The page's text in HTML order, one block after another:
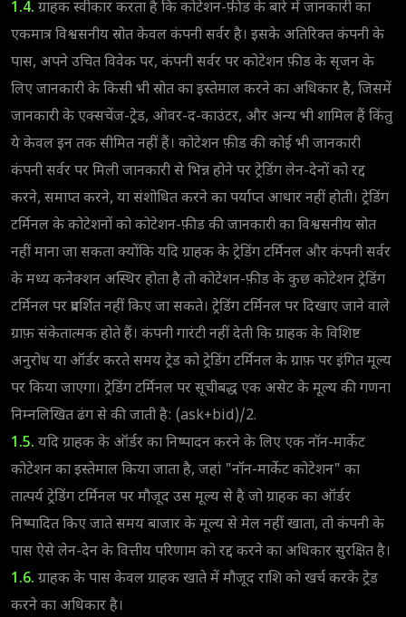
1.4. ग्राहक स्वीकार करता है कि कोटेशन-फ़ीड के बारे में जानकारी का
एकमात्र विश्वसनीय स्रोत केवल कंपनी सर्वर है। इसके अतिरिक्त कंपनी के
पास, अपने उचित विवेक पर, कंपनी सर्वर पर कोटेशन फ़ीड के सृजन के
लिए जानकारी के किसी भी स्रोत का इस्तेमाल करने का अधिकार है, जिसमें
जानकारी के एक्सचेंज-ट्रेड, ओवर-द-काउंटर, और अन्य भी शामिल हैं किंतु
ये केवल इन तक सीमित नहीं हैं। कोटेशन फ़ीड की कोई भी जानकारी
कंपनी सर्वर पर मिली जानकारी से भिन्न होने पर ट्रेडिंग लेन-देनों को रद्द
करने, समाप्त करने, या संशोधित करने का पर्याप्त आधार नहीं होती। ट्रेडिंग
टर्मिनल के कोटेशनों को कोटेशन-फ़ीड की जानकारी का विश्वसनीय स्रोत
नहीं माना जा सकता क्योंकि यदि ग्राहक के ट्रेडिंग टर्मिनल और कंपनी सर्वर
के मध्य कनेक्शन अस्थिर होता है तो कोटेशन-फ़ीड के कुछ कोटेशन ट्रेडिंग
टर्मिनल पर प्रदर्शित नहीं किए जा सकते। ट्रेडिंग टर्मिनल पर दिखाए जाने वाले
ग्राफ़ संकेतात्मक होते हैं। कंपनी गारंटी नहीं देती कि ग्राहक के विशिष्ट
अनुरोध या ऑर्डर करते समय ट्रेड को ट्रेडिंग टर्मिनल के ग्राफ़ पर इंगित मूल्य
पर किया जाएगा। ट्रेडिंग टर्मिनल पर सूचीबद्ध एक असेट के मूल्य की गणना
निम्नलिखित ढंग से की जाती है: (ask+bid)/2.
1.5. यदि ग्राहक के ऑर्डर का निष्पादन करने के लिए एक नॉन-मार्केट
कोटेशन का इस्तेमाल किया जाता है, जहां "नॉन-मार्केट कोटेशन" का
तात्पर्य ट्रेडिंग टर्मिनल पर मौजूद उस मूल्य से है जो ग्राहक का ऑर्डर
निष्पादित किए जाते समय बाजार के मूल्य से मेल नहीं खाता, तो कंपनी के
पास ऐसे लेन-देन के वित्तीय परिणाम को रद्द करने का अधिकार सुरक्षित है।
1.6. ग्राहक के पास केवल ग्राहक खाते में मौजूद राशि को खर्च करके ट्रेड
करने का अधिकार है।